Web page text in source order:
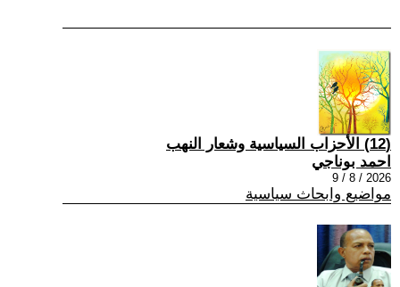
(12) الأحزاب السياسية وشعار النهب
احمد بوناجي
2026 / 8 / 9
مواضيع وابحاث سياسية